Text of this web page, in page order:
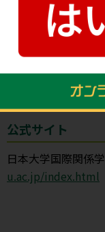
日本大学国
公式サイト
日本大学国際関係学
u.ac.jp/index.html